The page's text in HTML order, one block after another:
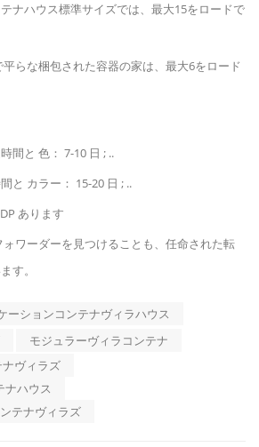
ナハウス標準サイズでは、最大15をロードで
らな梱包された容器の家は、最大6をロード
間と 色： 7-10 日 ; ..
と カラー： 15-20 日 ; ..
あります
ワーダーを見つけることも、任命された転
す。
ーションコンテナヴィラハウス
モジュラーヴィラコンテナ
ヴィラズ
ナハウス
テナヴィラズ